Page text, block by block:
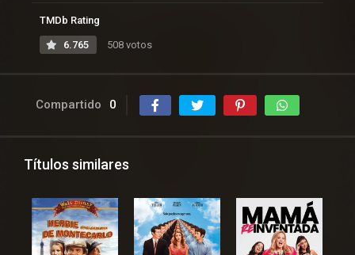
TMDb Rating
6.765 508 votos
Compartido 0
Títulos similares